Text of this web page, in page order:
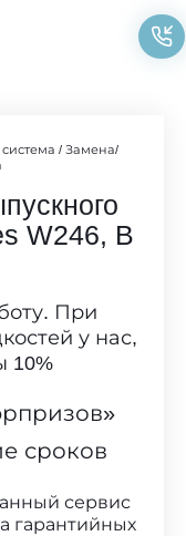
/ Замена/
W246, B
При
у нас,
10%
сроков
сервис
гарантийных